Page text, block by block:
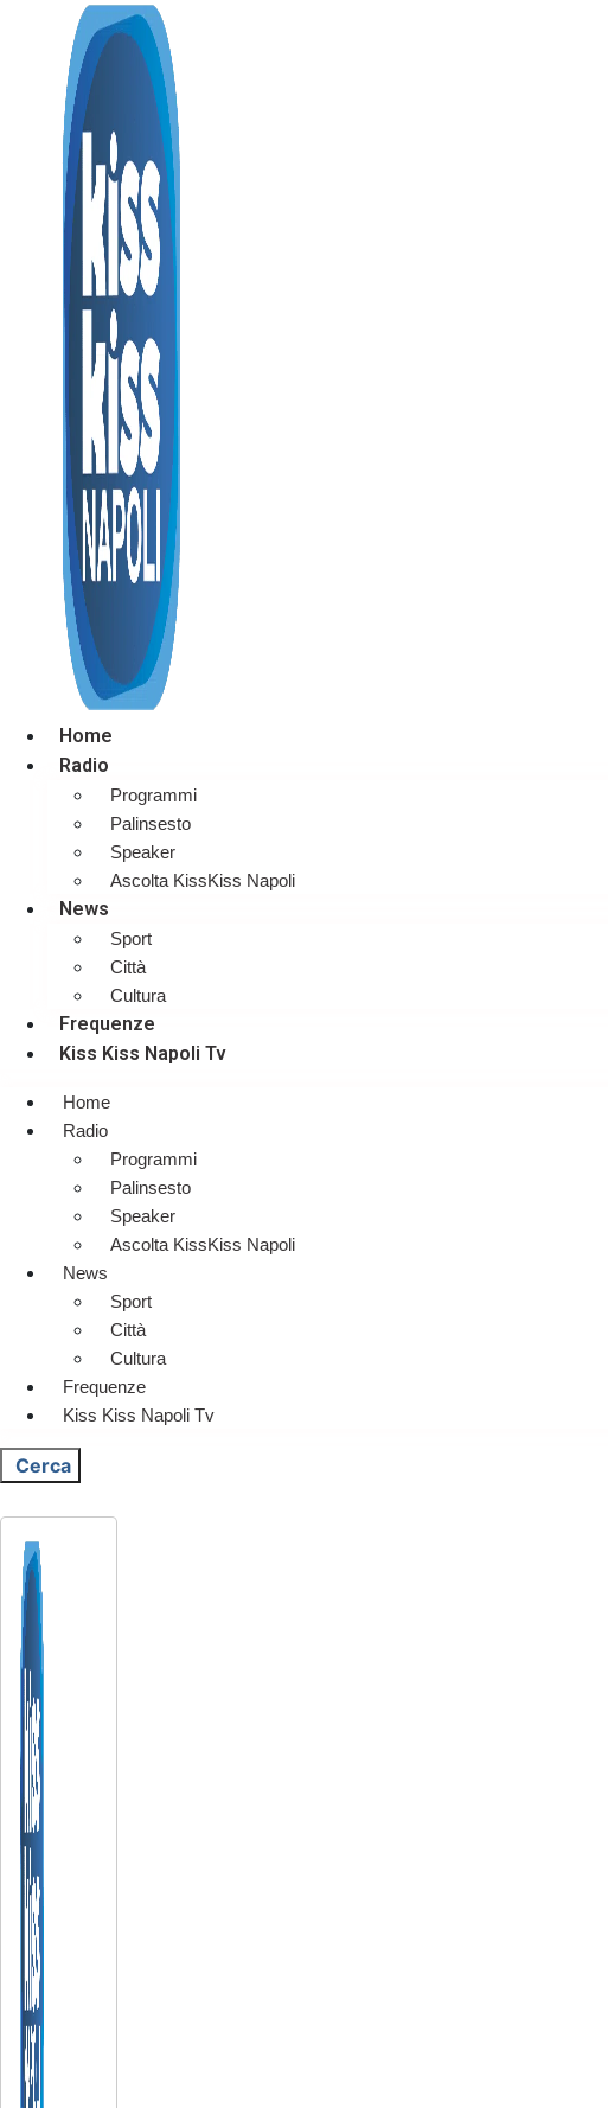
Home
Radio
Programmi
Palinsesto
Speaker
Ascolta KissKiss Napoli
News
Sport
Città
Cultura
Frequenze
Kiss Kiss Napoli Tv
Home
Radio
Programmi
Palinsesto
Speaker
Ascolta KissKiss Napoli
News
Sport
Città
Cultura
Frequenze
Kiss Kiss Napoli Tv
Cerca